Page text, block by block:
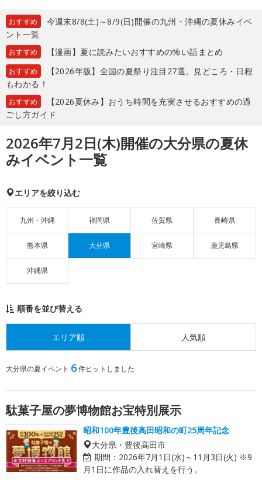
おすすめ
今週末8/8(土)～8/9(日)開催の九州・沖縄の夏休みイベ
ント一覧
おすすめ 【漫画】夏に読みたいおすすめの怖い話まとめ
おすすめ
【2026年版】全国の夏祭り注目27選。見どころ・日程
もわかる！
おすすめ
【2026夏休み】おうち時間を充実させるおすすめの過
ごし方ガイド
2026年7月2日(木)開催の大分県の夏休
みイベント一覧
エリアを絞り込む
九州・沖縄 福岡県 佐賀県 長崎県
熊本県 大分県 宮崎県 鹿児島県
沖縄県
順番を並び替える
エリア順 人気順
大分県の夏イベント 6件ヒットしました
駄菓子屋の夢博物館お宝特別展示
昭和100年豊後高田昭和の町25周年記念
大分県・豊後高田市
期間： 2026年7月1日(水)～11月3日(火) ※9
月1日に作品の入れ替えを行う。